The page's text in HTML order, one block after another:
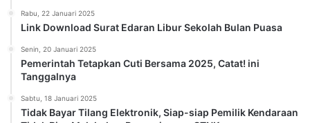
Rabu, 22 Januari 2025
Link Download Surat Edaran Libur Sekolah Bulan Puasa
Senin, 20 Januari 2025
Pemerintah Tetapkan Cuti Bersama 2025, Catat! ini
Tanggalnya
Sabtu, 18 Januari 2025
Tidak Bayar Tilang Elektronik, Siap-siap Pemilik Kendaraan